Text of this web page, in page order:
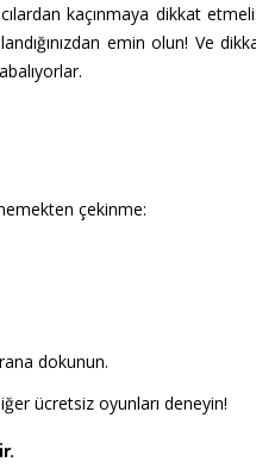
kaçınmaya dikkat
emin olun! Ve
çekinme:
dokunun.
ücretsiz oyunları deneyin!